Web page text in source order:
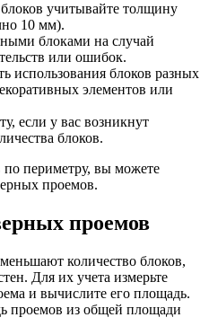
учитывайте толщину
10 мм).
блоками на случай
или ошибок.
использования блоков разных
элементов или
если у вас возникнут
блоков.
по периметру, вы можете
проемов.
проемов
количество блоков,
Для их учета измерьте
и вычислите его площадь.
проемов из общей площади